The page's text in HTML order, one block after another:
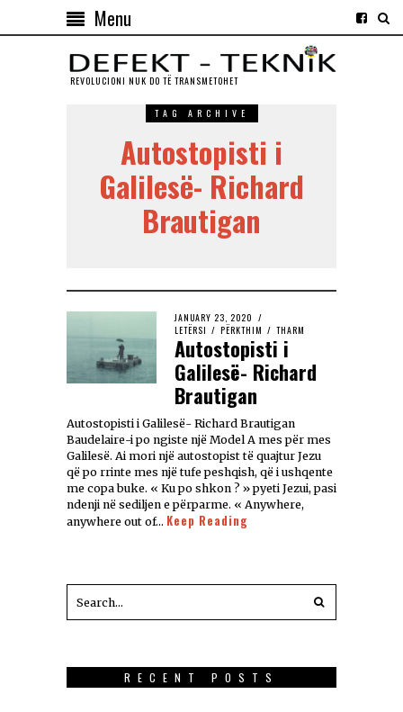
Menu
REVOLUCIONI NUK DO TЁ TRANSMETOHET
TAG ARCHIVE
Autostopisti i
Galilesë- Richard
Brautigan
JANUARY 23, 2020
LETËRSI / PËRKTHIM / THARM
Autostopisti i
Galilesë- Richard
Brautigan
Autostopisti i Galilesë- Richard Brautigan
Baudelaire-i po ngiste një Model A mes për mes
Galilesë. Ai mori një autostopist të quajtur Jezu
që po rrinte mes një tufe peshqish, që i ushqente
me copa buke. « Ku po shkon ? » pyeti Jezui, pasi
ndenji në sediljen e përparme. « Anywhere,
anywhere out of… Keep Reading
RECENT POSTS